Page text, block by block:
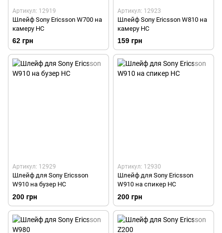
Артикул: 12919
Шлейф Sony Ericsson W700 на
камеру HC
62 грн
Артикул: 12923
Шлейф Sony Ericsson W810 на
камеру HC
159 грн
Артикул: 12929
Шлейф для Sony Ericsson
W910 на бузер HC
200 грн
Артикул: 12930
Шлейф для Sony Ericsson
W910 на спикер HC
200 грн